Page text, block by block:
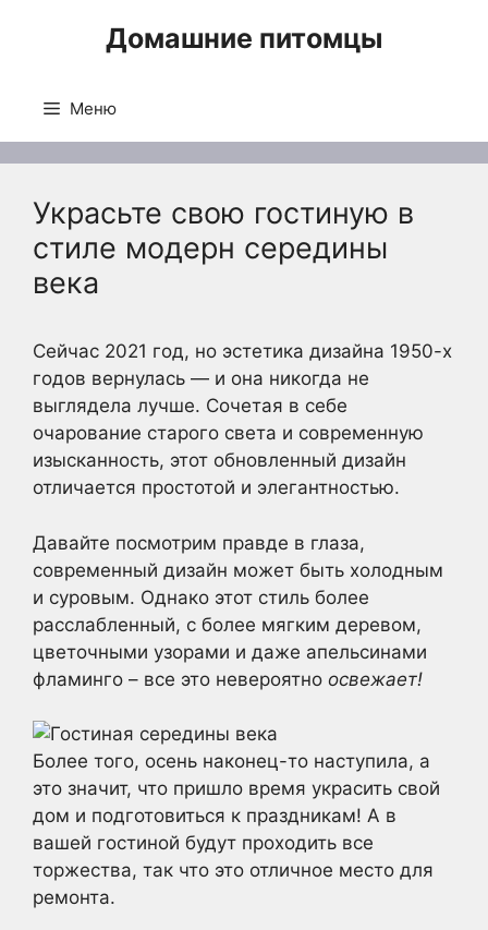
Домашние питомцы
Меню
Украсьте свою гостиную в
стиле модерн середины
века
Сейчас 2021 год, но эстетика дизайна 1950-х
годов вернулась — и она никогда не
выглядела лучше. Сочетая в себе
очарование старого света и современную
изысканность, этот обновленный дизайн
отличается простотой и элегантностью.
Давайте посмотрим правде в глаза,
современный дизайн может быть холодным
и суровым. Однако этот стиль более
расслабленный, с более мягким деревом,
цветочными узорами и даже апельсинами
фламинго – все это невероятно освежает!
Более того, осень наконец-то наступила, а
это значит, что пришло время украсить свой
дом и подготовиться к праздникам! А в
вашей гостиной будут проходить все
торжества, так что это отличное место для
ремонта.